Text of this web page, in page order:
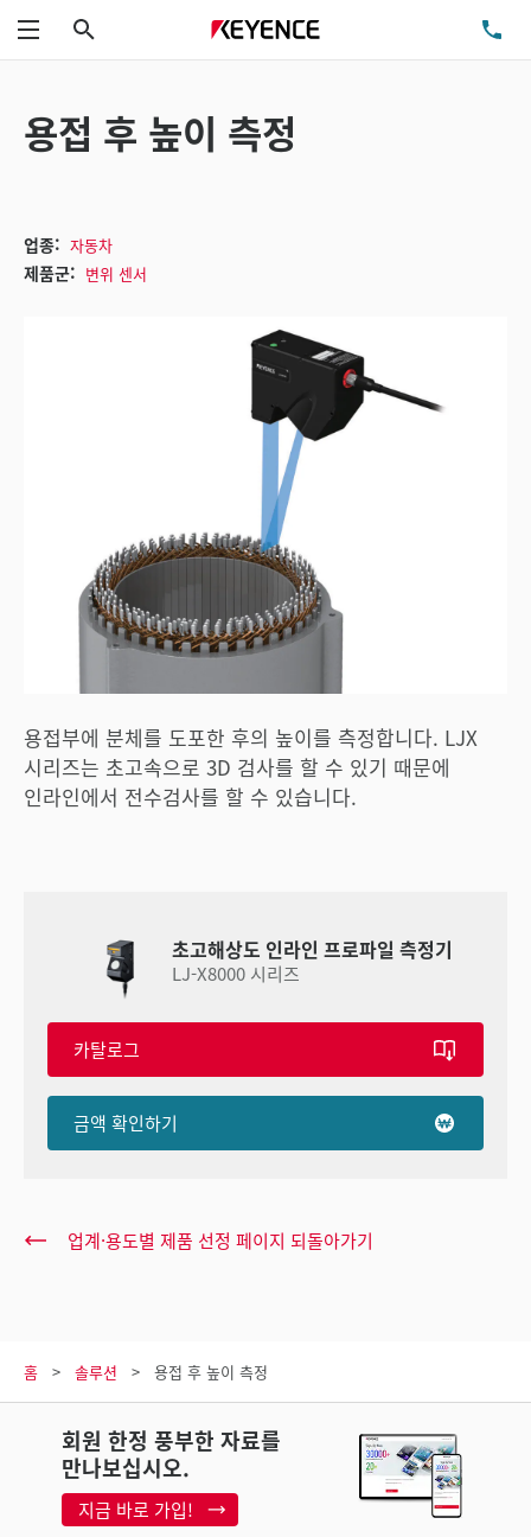
메뉴
용접 후 높이 측정
업종: 자동차
제품군: 변위 센서
용접부에 분체를 도포한 후의 높이를 측정합니다. LJX
시리즈는 초고속으로 3D 검사를 할 수 있기 때문에
인라인에서 전수검사를 할 수 있습니다.
초고해상도 인라인 프로파일 측정기
LJ-X8000 시리즈
카탈로그
금액 확인하기
업계·용도별 제품 선정 페이지 되돌아가기
홈 솔루션 용접 후 높이 측정
회원 한정 풍부한 자료를
만나보십시오.
지금 바로 가입!